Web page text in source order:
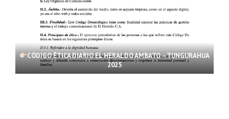
CÓDIGO ÉTICA DIARIO EL HERALDO AMBATO – TUNGURAHUA
2025